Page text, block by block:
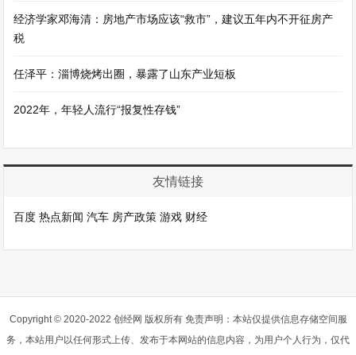
经济学家邓海清：房地产市场应该“救市”，建议五年内不开征房产
税
任泽平：淄博烧烤出圈，暴露了山东产业短板
2022年，年轻人流行“报复性存钱”
友情链接
百度 热点新闻 汽车 房产政策 游戏 财经
Copyright © 2020-2022 创经网 版权所有 免责声明：本站仅提供信息存储空间服
务，本站用户以任何形式上传、发布于本网站的信息内容，为用户个人行为，仅代